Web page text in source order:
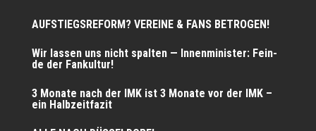
AUFSTIEGSREFORM? VEREINE & FANS BETROGEN!
Wir las­sen uns nicht spal­ten — Innen­mi­nis­ter: Fein­
de der Fankultur!
3 Mona­te nach der IMK ist 3 Mona­te vor der IMK –
ein Halbzeitfazit